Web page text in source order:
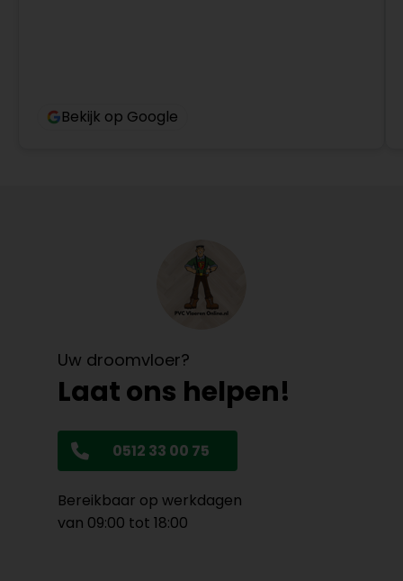
Bekijk op Google
Uw droomvloer?
Laat ons helpen!
0512 33 00 75
Bereikbaar op werkdagen
van 09:00 tot 18:00